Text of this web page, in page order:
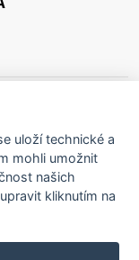
uloží technické a
mohli umožnit
našich
kliknutím na
- všechna práva